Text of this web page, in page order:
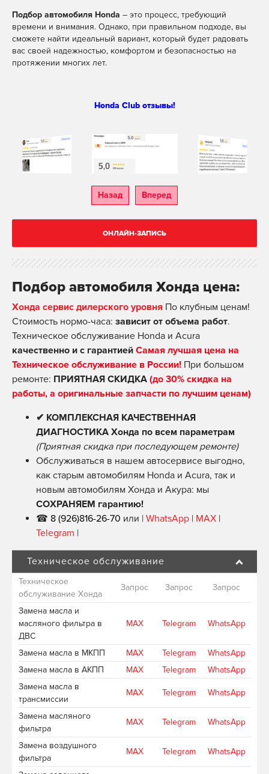
Подбор автомобиля Honda – это процесс, требующий
времени и внимания. Однако, при правильном подходе, вы
сможете найти идеальный вариант, который будет радовать
вас своей надежностью, комфортом и безопасностью на
протяжении многих лет.
Honda Club отзывы!
Назад Вперед
ОНЛАЙН-ЗАПИСЬ
Подбор автомобиля Хонда цена:
Хонда сервис дилерского уровня По клубным ценам!
Стоимость нормо-часа: зависит от объема работ.
Техническое обслуживание Honda и Acura
качественно и с гарантией Самая лучшая цена на
Техническое обслуживание в России! При большом
ремонте: ПРИЯТНАЯ СКИДКА (до 30% скидка на
работы, а оригинальные запчасти по лучшим ценам)
✔ КОМПЛЕКСНАЯ КАЧЕСТВЕННАЯ
ДИАГНОСТИКА Хонда по всем параметрам
(Приятная скидка при последующем ремонте)
Обслуживаться в нашем автосервисе выгодно,
как старым автомобилям Honda и Acura, так и
новым автомобилям Хонда и Акура: мы
СОХРАНЯЕМ гарантию!
☎ 8 (926)816-26-70 или | WhatsApp | MAX |
Telegram |
Техническое обслуживание
Техническое
обслуживание Хонда
Запрос Запрос Запрос
Замена масла и
масляного фильтра в
ДВС
MAX Telegram WhatsApp
Замена масла в МКПП MAX Telegram
WhatsApp
Замена масла в АКПП
MAX Telegram
WhatsApp
Замена масла в
трансмиссии
MAX Telegram WhatsApp
Замена масляного
фильтра
MAX Telegram WhatsApp
Замена воздушного
фильтра
MAX Telegram WhatsApp